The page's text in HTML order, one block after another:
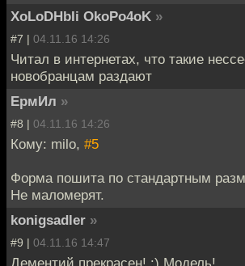
XoLoDHbIi OkoPo4oK »
#7 | 04.11.16 14:26
Читал в интернетах, что такие
новобранцам раздают
ЕрмИл »
#8 | 04.11.16 14:26
Кому: milo, #5
Форма пошита по стандартным
Не маломерят.
konigsadler »
#9 | 04.11.16 14:47
Дементий прекрасен! :) Модель!